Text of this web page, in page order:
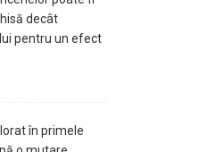
decât
pentru un efect
în primele